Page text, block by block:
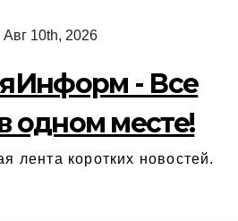
Авг 10th, 2026
- Все
одном месте!
лента коротких новостей.